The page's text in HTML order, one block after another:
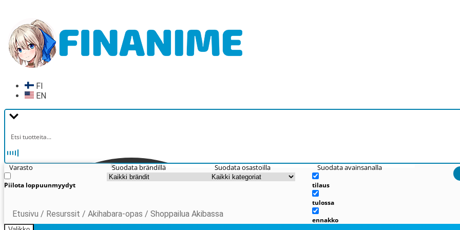
navigointiin
sisältöön
FI
EN
Varasto
Piilota loppuunmyydyt
Suodata brändillä Suodata osastoilla Suodata avainsanalla
tilaus
tulossa
ennakko
Etusivu / Resurssit / Akihabara-opas / Shoppailua Akibassa